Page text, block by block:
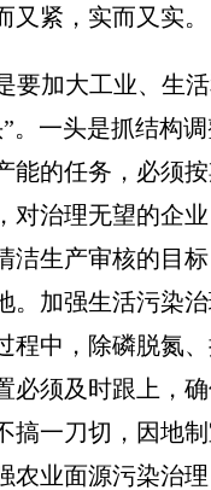
紧，实而又实。
加大工业、生活
一头是抓结构
的任务，必须
治理无望的企
洁生产审核的目
加强生活污染
中，除磷脱氮
须及时跟上，
一刀切，因地
业面源污染治